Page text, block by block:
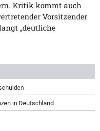
Kritik kommt auch
Vorsitzender
„deutliche
in Deutschland